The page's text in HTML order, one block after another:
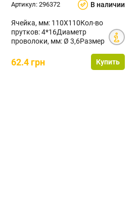
Артикул:296372 В наличии
Ячейка, мм: 110Х110Кол-во
прутков: 4*16Диаметр
проволоки, мм: Ø 3,6Размер
62.4 грн Купить